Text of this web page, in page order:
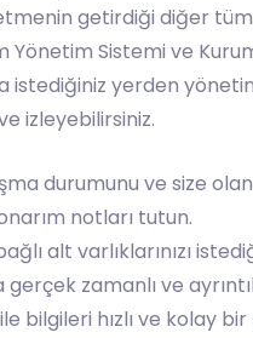
getirdiği diğer
Yönetim Sistemi ve
istediğiniz yerden
izleyebilirsiniz.
durumunu ve size
notları tutun.
alt varlıklarınızı
gerçek zamanlı ve
bilgileri hızlı ve kolay